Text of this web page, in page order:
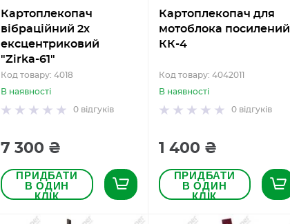
Картоплекопач
вібраційний 2х
ексцентриковий
"Zirka-61"
Код товару: 4018
В наявності
0 відгуків
7 300 ₴
ПРИДБАТИ
В ОДИН
КЛІК
Картоплекопач для
мотоблока посилений
КК-4
Код товару: 4042011
В наявності
0 відгуків
1 400 ₴
ПРИДБАТИ
В ОДИН
КЛІК